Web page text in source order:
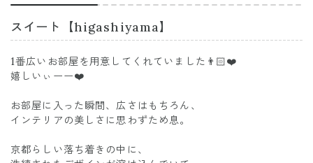
スイート【higashiyama】
1番広いお部屋を用意してくれていました👨🏻❤️
嬉しいぃーー❤️
お部屋に入った瞬間、広さはもちろん、
インテリアの美しさに思わずため息。
京都らしい落ち着きの中に、